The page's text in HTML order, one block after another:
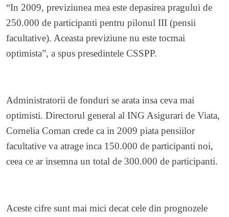
“In 2009, previziunea mea este depasirea pragului de
250.000 de participanti pentru pilonul III (pensii
facultative). Aceasta previziune nu este tocmai
optimista”, a spus presedintele CSSPP.
Administratorii de fonduri se arata insa ceva mai
optimisti. Directorul general al ING Asigurari de Viata,
Cornelia Coman crede ca in 2009 piata pensiilor
facultative va atrage inca 150.000 de participanti noi,
ceea ce ar insemna un total de 300.000 de participanti.
Aceste cifre sunt mai mici decat cele din prognozele